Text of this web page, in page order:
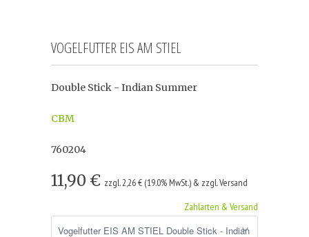
VOGELFUTTER EIS AM STIEL
Double Stick - Indian Summer
CBM
760204
11,90 € zzgl. 2,26 € (19.0% MwSt.) & zzgl. Versand
Zahlarten & Versand